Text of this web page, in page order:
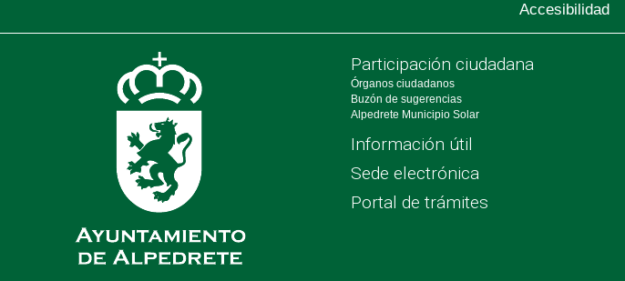
Accesibilidad
Participación ciudadana
Órganos ciudadanos
Buzón de sugerencias
Alpedrete Municipio Solar
Información útil
Sede electrónica
Portal de trámites